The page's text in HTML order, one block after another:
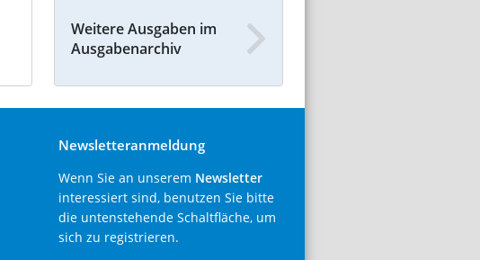
Weitere Ausgaben im
Ausgabenarchiv
Newsletteranmeldung
Wenn Sie an unserem Newsletter
interessiert sind, benutzen Sie bitte
die untenstehende Schaltfläche, um
sich zu registrieren.